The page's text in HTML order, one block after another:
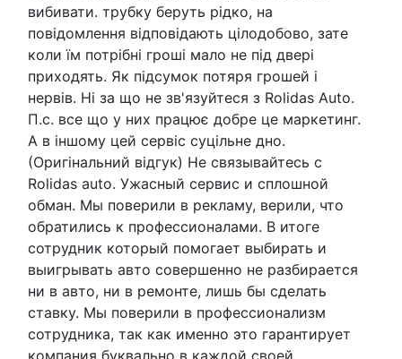
вибивати. трубку беруть рідко, на
повідомлення відповідають цілодобово, зате
коли їм потрібні гроші мало не під двері
приходять. Як підсумок потяря грошей і
нервів. Ні за що не зв'язуйтеся з Rolidas Auto.
П.с. все що у них працює добре це маркетинг.
А в іншому цей сервіс суцільне дно.
(Оригінальний відгук) Не связывайтесь с
Rolidas auto. Ужасный сервис и сплошной
обман. Мы поверили в рекламу, верили, что
обратились к профессионалами. В итоге
сотрудник который помогает выбирать и
выигрывать авто совершенно не разбирается
ни в авто, ни в ремонте, лишь бы сделать
ставку. Мы поверили в профессионализм
сотрудника, так как именно это гарантирует
компания буквально в каждой своей